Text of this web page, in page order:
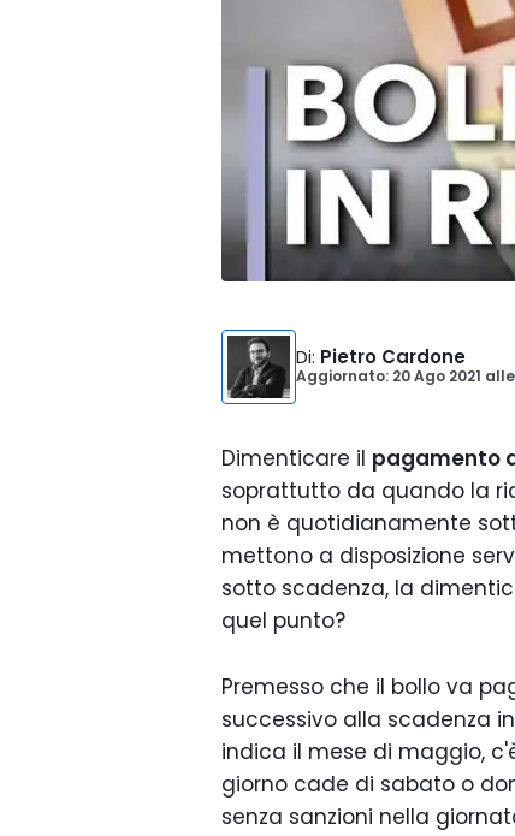
Di: Pietro Cardone
Aggiornato: 20 Ago 2021 alle
Dimenticare il pagamento
soprattutto da quando la
non è quotidianamente
mettono a disposizione
sotto scadenza, la
quel punto?
Premesso che il bollo va
successivo alla scadenza
indica il mese di maggio,
giorno cade di sabato o
senza sanzioni nella